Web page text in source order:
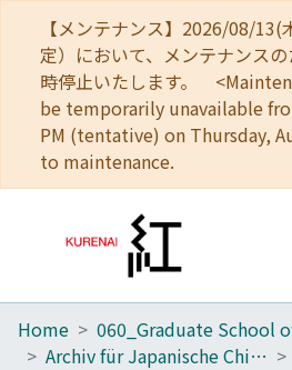
【メンテナンス】2026/08/
定）において、メンテナンス
時停止いたします。
be temporarily unavailable
PM (tentative) on Thursday,
to maintenance.
Home
Home
Archiv für Japanische Chirurgie